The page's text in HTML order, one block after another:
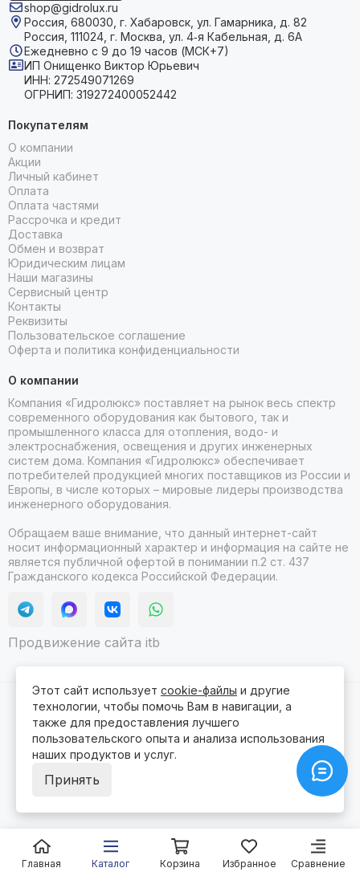
shop@gidrolux.ru
Россия, 680030, г. Хабаровск, ул. Гамарника, д. 82
Россия, 111024, г. Москва, ул. 4‑я Кабельная, д. 6А
Ежедневно с 9 до 19 часов (МСК+7)
ИП Онищенко Виктор Юрьевич
ИНН: 272549071269
ОГРНИП: 319272400052442
Покупателям
О компании
Акции
Личный кабинет
Оплата
Оплата частями
Рассрочка и кредит
Доставка
Обмен и возврат
Юридическим лицам
Наши магазины
Сервисный центр
Контакты
Реквизиты
Пользовательское соглашение
Оферта и политика конфиденциальности
О компании
Компания «Гидролюкс» поставляет на рынок весь спектр
современного оборудования как бытового, так и
промышленного класса для отопления, водо- и
электроснабжения, освещения и других инженерных
систем дома. Компания «Гидролюкс» обеспечивает
потребителей продукцией многих поставщиков из России и
Европы, в числе которых – мировые лидеры производства
инженерного оборудования.
Обращаем ваше внимание, что данный интернет-сайт
носит информационный характер и информация на сайте не
является публичной офертой в понимании п.2 ст. 437
Гражданского кодекса Российской Федерации.
Продвижение сайта itb
2026 © Гидролюкс.Карта сайта
Сделано вProSalesдля платформы
Главная Каталог Корзина Избранное Сравнение
Этот сайт использует cookie-файлы и другие
технологии, чтобы помочь Вам в навигации, а
также для предоставления лучшего
пользовательского опыта и анализа использования
наших продуктов и услуг.
Принять